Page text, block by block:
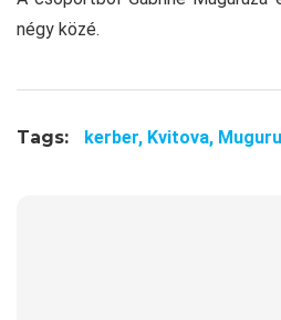
négy közé.
Tags: kerber, Kvitova,